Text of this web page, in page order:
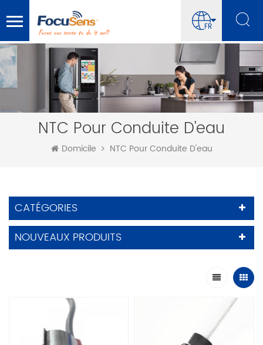
FR
NTC Pour Conduite D'eau
Domicile NTC Pour Conduite D'eau
CATÉGORIES
NOUVEAUX PRODUITS